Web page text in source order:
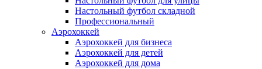
Настольный футбол складной
Профессиональный
Аэрохоккей
Аэрохоккей для бизнеса
Аэрохоккей для детей
Аэрохоккей для дома